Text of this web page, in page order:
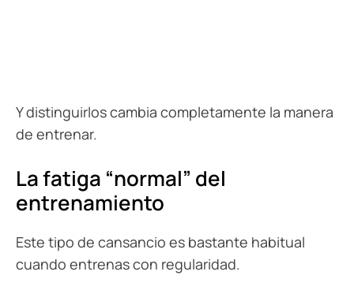
Y distinguirlos cambia completamente la manera
de entrenar.
La fatiga “normal” del
entrenamiento
Este tipo de cansancio es bastante habitual
cuando entrenas con regularidad.